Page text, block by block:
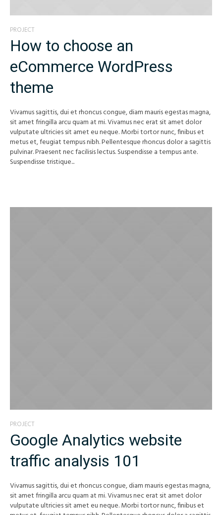
PROJECT
How to choose an
eCommerce WordPress
theme
Vivamus sagittis, dui et rhoncus congue, diam mauris egestas magna,
sit amet fringilla arcu quam at mi. Vivamus nec erat sit amet dolor
vulputate ultricies sit amet eu neque. Morbi tortor nunc, finibus et
metus et, feugiat tempus nibh. Pellentesque rhoncus dolor a sagittis
pulvinar. Praesent nec facilisis lectus. Suspendisse a tempus ante.
Suspendisse tristique...
PROJECT
Google Analytics website
traffic analysis 101
Vivamus sagittis, dui et rhoncus congue, diam mauris egestas magna,
sit amet fringilla arcu quam at mi. Vivamus nec erat sit amet dolor
vulputate ultricies sit amet eu neque. Morbi tortor nunc, finibus et